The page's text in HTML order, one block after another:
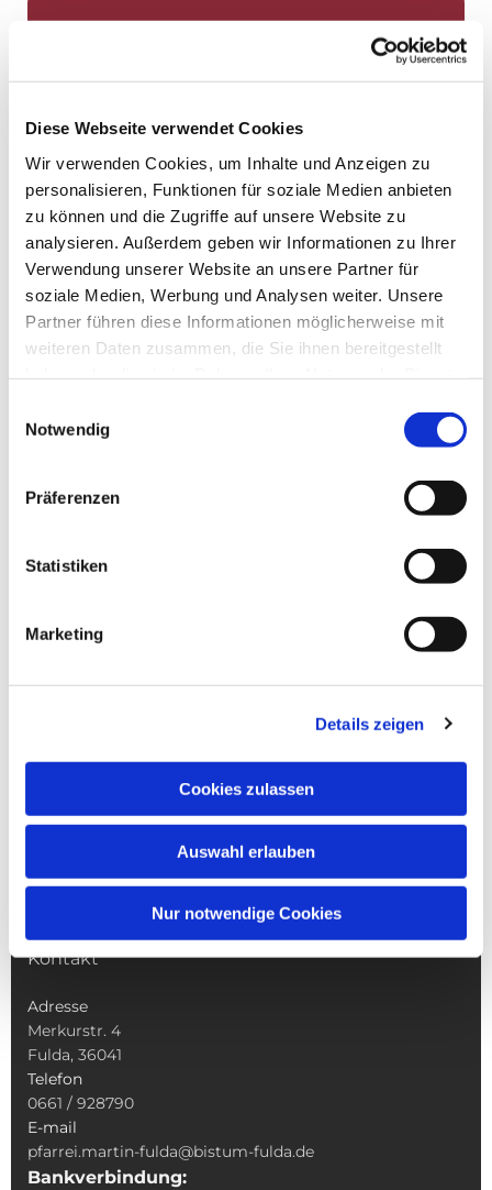
Diese Webseite verwendet Cookies
Wir verwenden Cookies, um Inhalte und Anzeigen zu
personalisieren, Funktionen für soziale Medien anbieten
zu können und die Zugriffe auf unsere Website zu
analysieren. Außerdem geben wir Informationen zu Ihrer
Verwendung unserer Website an unsere Partner für
soziale Medien, Werbung und Analysen weiter. Unsere
Partner führen diese Informationen möglicherweise mit
weiteren Daten zusammen, die Sie ihnen bereitgestellt
Notwendig
Präferenzen
Statistiken
Marketing
Details zeigen
Cookies zulassen
Auswahl erlauben
Nur notwendige Cookies
Dies könnte Sie auch
interessieren
Pfarrei St. Martin
Wallfahrten
Veranstaltungen & Angebote
Kindertagesstätte St. Andreas
Kontakt
Adresse
Merkurstr. 4
Fulda, 36041
Telefon
0661 / 928790
E-mail
pfarrei.martin-fulda@bistum-fulda.de
Bankverbindung: